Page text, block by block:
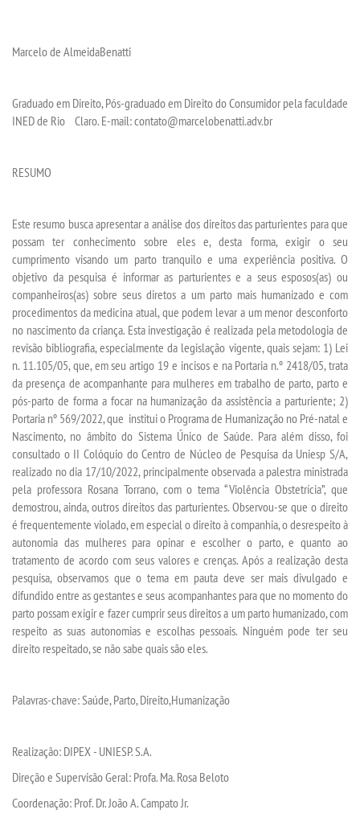
Marcelo de AlmeidaBenatti
Graduado em Direito, Pós-graduado em Direito do Consumidor pela faculdade
INED de Rio Claro. E-mail: contato@marcelobenatti.adv.br
RESUMO
Este resumo busca apresentar a análise dos direitos das parturientes para que
possam ter conhecimento sobre eles e, desta forma, exigir o seu
cumprimento visando um parto tranquilo e uma experiência positiva. O
objetivo da pesquisa é informar as parturientes e a seus esposos(as) ou
companheiros(as) sobre seus diretos a um parto mais humanizado e com
procedimentos da medicina atual, que podem levar a um menor desconforto
no nascimento da criança. Esta investigação é realizada pela metodologia de
revisão bibliografia, especialmente da legislação vigente, quais sejam: 1) Lei
n. 11.105/05, que, em seu artigo 19 e incisos e na Portaria n.º 2418/05, trata
da presença de acompanhante para mulheres em trabalho de parto, parto e
pós-parto de forma a focar na humanização da assistência a parturiente; 2)
Portaria nº 569/2022, que institui o Programa de Humanização no Pré-natal e
Nascimento, no âmbito do Sistema Único de Saúde. Para além disso, foi
consultado o II Colóquio do Centro de Núcleo de Pesquisa da Uniesp S/A,
realizado no dia 17/10/2022, principalmente observada a palestra ministrada
pela professora Rosana Torrano, com o tema “Violência Obstetrícia”, que
demostrou, ainda, outros direitos das parturientes. Observou-se que o direito
é frequentemente violado, em especial o direito à companhia, o desrespeito à
autonomia das mulheres para opinar e escolher o parto, e quanto ao
tratamento de acordo com seus valores e crenças. Após a realização desta
pesquisa, observamos que o tema em pauta deve ser mais divulgado e
difundido entre as gestantes e seus acompanhantes para que no momento do
parto possam exigir e fazer cumprir seus direitos a um parto humanizado, com
respeito as suas autonomias e escolhas pessoais. Ninguém pode ter seu
direito respeitado, se não sabe quais são eles.
Palavras-chave: Saúde, Parto, Direito,Humanização
Realização: DIPEX- UNIESP. S.A.
Direção e Supervisão Geral: Profa. Ma. Rosa Beloto
Coordenação: Prof. Dr. João A. Campato Jr.